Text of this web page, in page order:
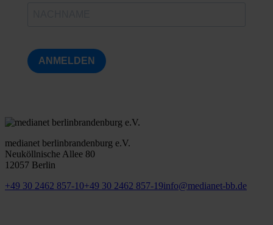
ANMELDEN
medianet berlinbrandenburg e.V.
Neuköllnische Allee 80
12057 Berlin
+49 30 2462 857-10+49 30 2462 857-19info@medianet-bb.de